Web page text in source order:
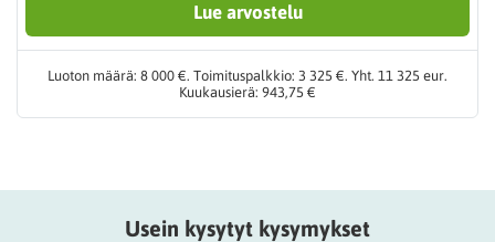
Lue arvostelu
Luoton määrä: 8 000 €. Toimituspalkkio: 3 325 €. Yht. 11 325 eur.
Kuukausierä: 943,75 €
Usein kysytyt kysymykset